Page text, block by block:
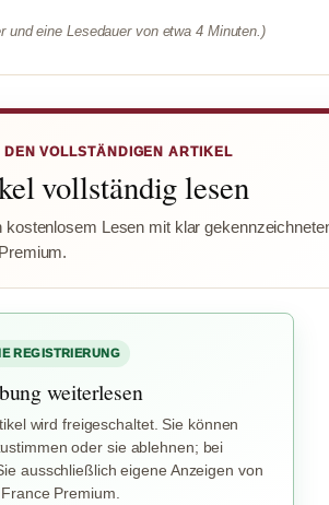
und eine Lesedauer von etwa 4 Minuten.)
DEN VOLLSTÄNDIGEN ARTIKEL
vollständig lesen
Lesen mit klar
REGISTRIERUNG
weiterlesen
wird freigeschaltet. Sie können
oder sie ablehnen; bei
ausschließlich eigene Anzeigen von
Premium.